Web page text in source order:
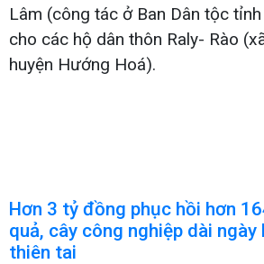
Lâm (công tác ở Ban Dân tộc
cho các hộ dân thôn Raly- Rào
huyện Hướng Hoá).
Hơn 3 tỷ đồng phục hồi hơn
quả, cây công nghiệp dài ngày
thiên tai